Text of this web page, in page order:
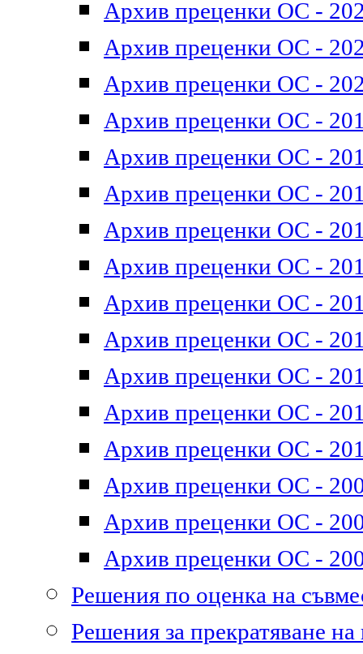
Архив преценки ОС -
Архив преценки ОС -
Архив преценки ОС -
Архив преценки ОС -
Архив преценки ОС -
Архив преценки ОС -
Архив преценки ОС -
Архив преценки ОС -
Архив преценки ОС -
Архив преценки ОС -
Архив преценки ОС -
Архив преценки ОС -
Архив преценки ОС -
Архив преценки ОС -
Архив преценки ОС -
Архив преценки ОС -
Решения по оценка на
Решения за прекратяване